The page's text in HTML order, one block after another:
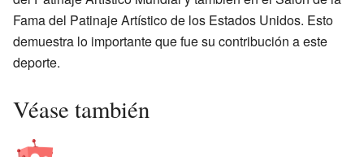
Fama del Patinaje Artístico de los Estados Unidos. Esto
demuestra lo importante que fue su contribución a este
deporte.
Véase también